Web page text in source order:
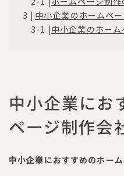
中小企業のホームペ
中小企業のホー
中小企業にお
ページ制作会
中小企業におすすめのホー